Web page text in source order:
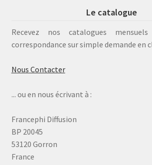
Le catalogue
Recevez nos catalogues
correspondance sur simple demande en
Nous Contacter
... ou en nous écrivant à :
Francephi Diffusion
BP 20045
53120 Gorron
France